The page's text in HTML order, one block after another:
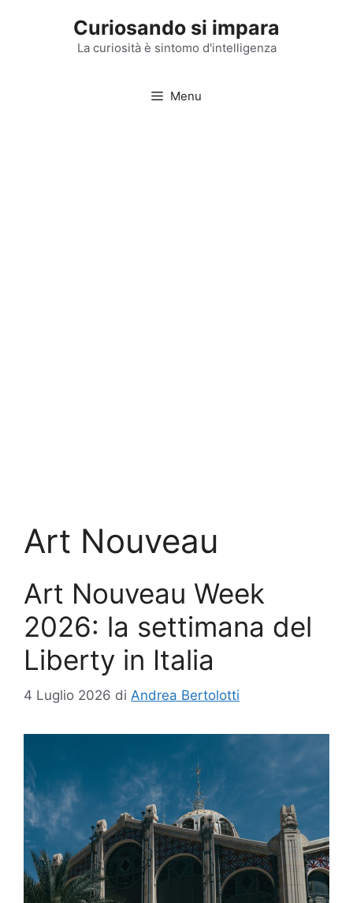
Curiosando si impara
La curiosità è sintomo d'intelligenza
Menu
Art Nouveau
Art Nouveau Week
2026: la settimana del
Liberty in Italia
4 Luglio 2026 di Andrea Bertolotti